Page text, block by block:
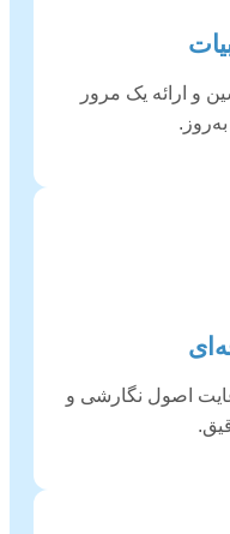
و ارائه یک مرور
اصول نگارشی و